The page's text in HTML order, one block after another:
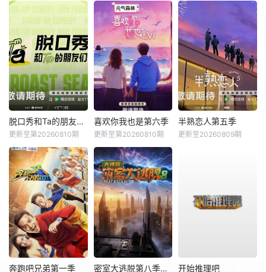
脱口秀和Ta的朋友们第三季
更新至第20260810期
喜欢你我也是第六季
更新至第20260810期
半熟恋人第五季
更新至20260809期
奔跑吧兄弟第一季 密室大逃脱第八季大神版 开始推理吧